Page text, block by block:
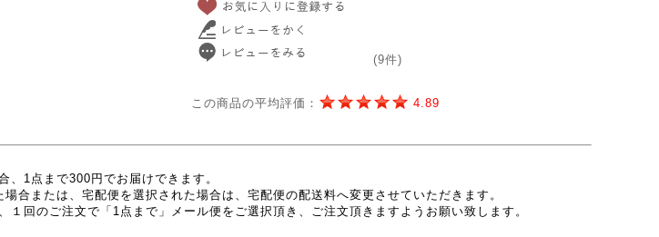
(9件)
この商品の平均評価： 4.89
1点まで300円でお届けできます。
合または、宅配便を選択された場合は、宅配便の配送料へ変更させていただきます。
回のご注文で「1点まで」メール便をご選択頂き、ご注文頂きますようお願い致します。